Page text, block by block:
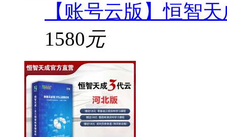
【账号云版】恒智
1580 元